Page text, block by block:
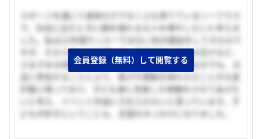
スポーツを通じて身体だけでなく心も育てているリーフラス
で、社会に出たときに胸を張れる大人を増やしたいと考えま
した。私は12年間サッカーではない別の競技をしてきたので
すが、そのスポーツを通して、協力することの大切さなど、
さまざまな体験をすることができました。そのなかでも、大
会に参加することにより、喜びや感動を味わえたことが大変
印象に残っており、子ども達に充実した体験をさせてあげた
いと考え、イベント作成に力を入れたいと思っています。子
どもが好きということも、志望のきっかけになりました。
会員登録（無料）して閲覧する